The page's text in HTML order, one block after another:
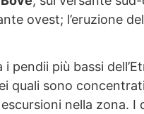
ovest; l’eruzione
pendii più bassi
quali sono
nella zona. I